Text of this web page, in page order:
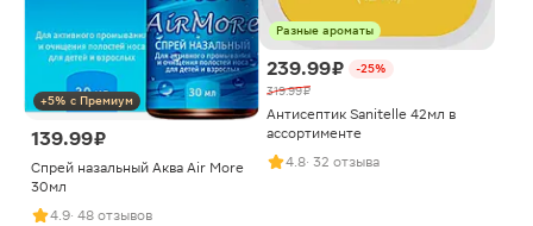
+5% с Премиум
139.99 ₽
Спрей назальный Аква Air More
30мл
4.9· 48 отзывов
Разные ароматы
239.99 ₽
-25%
319.99 ₽
Антисептик Sanitelle 42мл в
ассортименте
4.8· 32 отзыва